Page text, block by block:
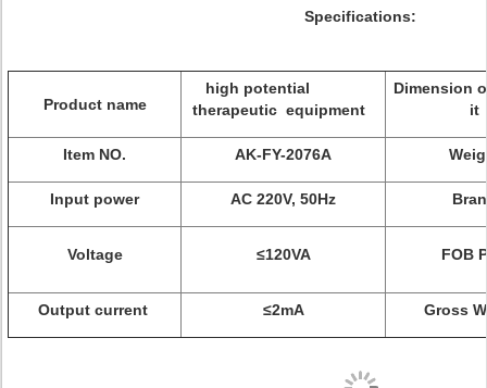
Specifications:
Product name
high potential
therapeutic equipment
Dimension
it
Item NO. AK-FY-2076A
Input power AC 220V, 50Hz
Voltage ≤120VA FOB
Output current ≤2mA Gross